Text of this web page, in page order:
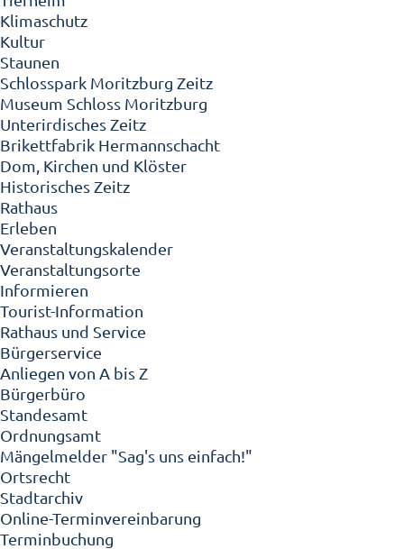
Klimaschutz
Kultur
Staunen
Schlosspark Moritzburg Zeitz
Museum Schloss Moritzburg
Unterirdisches Zeitz
Brikettfabrik Hermannschacht
Dom, Kirchen und Klöster
Historisches Zeitz
Rathaus
Erleben
Veranstaltungskalender
Veranstaltungsorte
Informieren
Tourist-Information
Rathaus und Service
Bürgerservice
Anliegen von A bis Z
Bürgerbüro
Standesamt
Ordnungsamt
Mängelmelder "Sag's uns einfach!"
Ortsrecht
Stadtarchiv
Online-Terminvereinbarung
Terminbuchung